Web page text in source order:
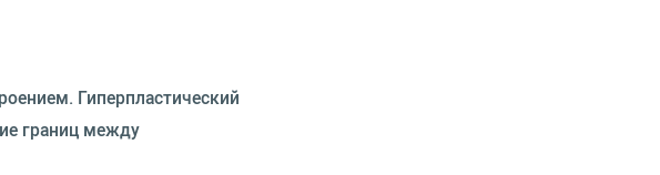
Гиперпластический
границ между